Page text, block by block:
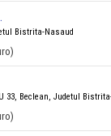
Bistrita-Nasaud
33, Beclean, Judetul